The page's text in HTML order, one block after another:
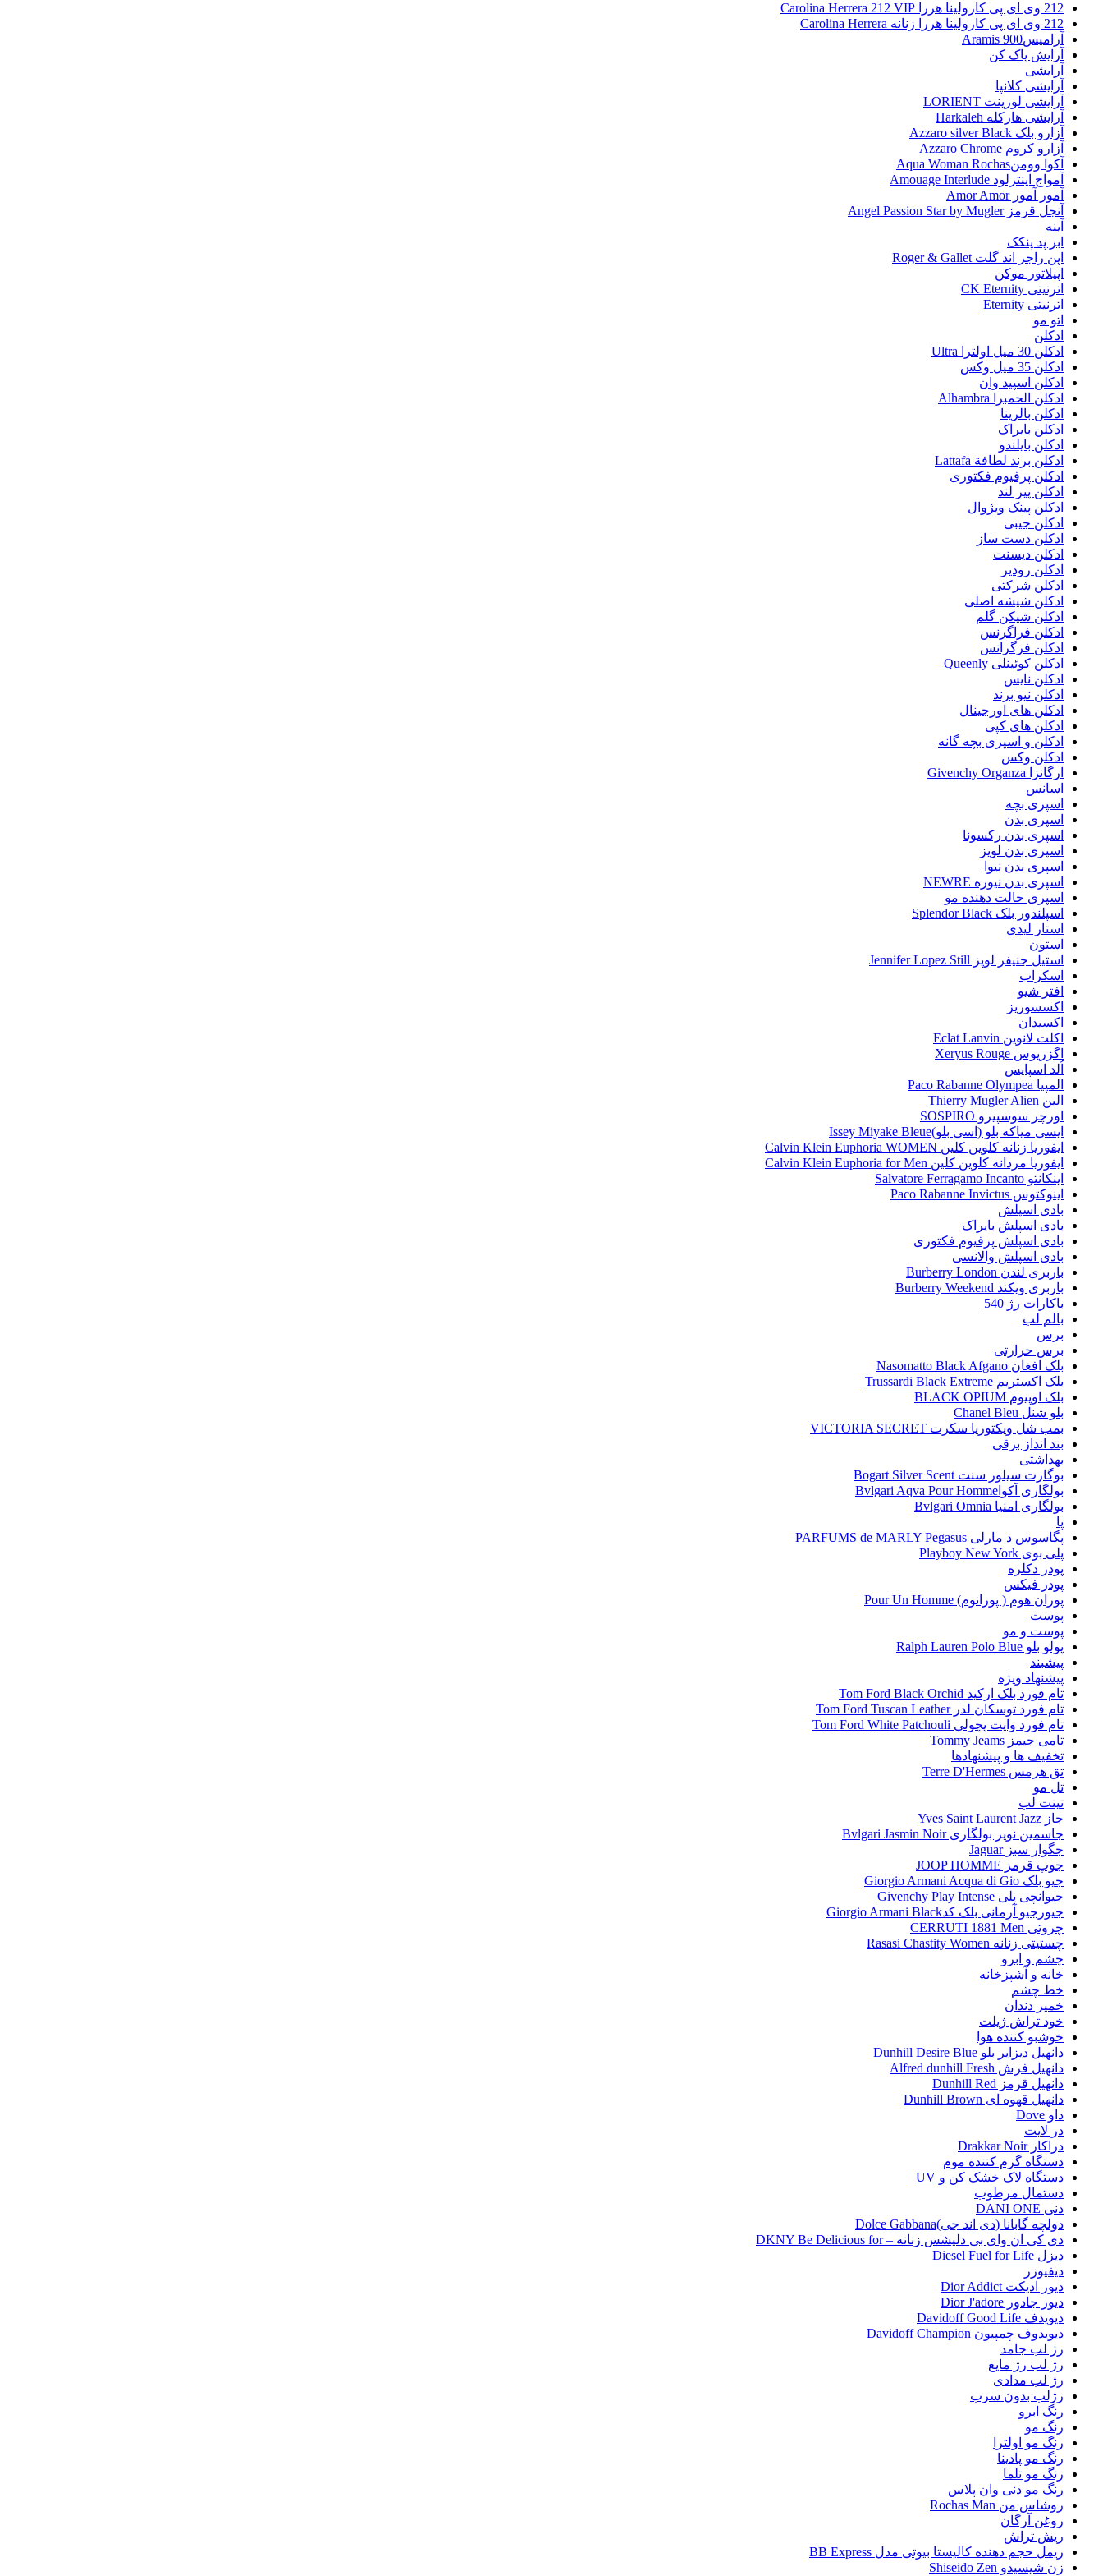
212 وی ای پی کارولینا هررا Carolina Herrera 212 VIP
212 وی ای پی کارولینا هررا زنانه Carolina Herrera
آرامیس900 Aramis
آرایش پاک کن
آرایشی
آرایشی کلانپا
آرایشی لورینت LORIENT
آرایشی هارکله Harkaleh
آزارو بلک Azzaro silver Black
آزارو کروم Azzaro Chrome
آکوا وومنAqua Woman Rochas
آمواج اینترلود Amouage Interlude
آمور آمور Amor Amor
آنجل قرمز Angel Passion Star by Mugler
آینه
ابر پد پنکک
اپن راجر اند گلت Roger & Gallet
اپیلاتور موکن
اترنیتی CK Eternity
اترنیتی Eternity
اتو مو
ادکلن
ادکلن 30 میل اولترا Ultra
ادکلن 35 میل وکس
ادکلن اسپید وان
ادکلن الحمبرا Alhambra
ادکلن بالرینا
ادکلن بایراک
ادکلن بایلندو
ادکلن برند لطافة Lattafa
ادکلن پرفیوم فکتوری
ادکلن پیر لند
ادکلن پینک ویژوال
ادکلن جیبی
ادکلن دست ساز
ادکلن دیسنت
ادکلن رودیر
ادکلن شرکتی
ادکلن شیشه اصلی
ادکلن شیکن گلم
ادکلن فراگرنس
ادکلن فرگرانس
ادکلن کوئینلی Queenly
ادکلن نایس
ادکلن نیو برند
ادکلن های اورجینال
ادکلن های کپی
ادکلن و اسپری بچه گانه
ادکلن وکس
ارگانزا Givenchy Organza
اسانس
اسپری بچه
اسپری بدن
اسپری بدن رکسونا
اسپری بدن لویز
اسپری بدن نیوا
اسپری بدن نیوره NEWRE
اسپری حالت دهنده مو
اسپلندور بلک Splendor Black
استار لیدی
استون
استیل جنیفر لوپز Jennifer Lopez Still
اسکراب
افتر شیو
اکسسوریز
اکسیدان
اکلت لانوین Eclat Lanvin
اگزریوس Xeryus Rouge
اُلد اسپایس
المپیا Paco Rabanne Olympea
الین Thierry Mugler Alien
اورچر سوسپیرو SOSPIRO
ایسی میاکه بلو (اسی بلو)Issey Miyake Bleue
ایفوریا زنانه کلوین کلین Calvin Klein Euphoria WOMEN
ایفوریا مردانه کلوین کلین Calvin Klein Euphoria for Men
اینکانتو Salvatore Ferragamo Incanto
اینوکتوس Paco Rabanne Invictus
بادی اسپلش
بادی اسپلش بایراک
بادی اسپلش پرفیوم فکتوری
بادی اسپلش والانسی
باربری لندن Burberry London
باربری ویکند Burberry Weekend
باکارات رژ 540
بالم لب
برس
برس حرارتی
بلک افغان Nasomatto Black Afgano
بلک اکستریم Trussardi Black Extreme
بلک اوپیوم BLACK OPIUM
بلو شنل Chanel Bleu
بمب شل ویکتوریا سکرت VICTORIA SECRET
بند انداز برقی
بهداشتی
بوگارت سیلور سنت Bogart Silver Scent
بولگاری آکواBvlgari Aqva Pour Homme
بولگاری امنیا Bvlgari Omnia
پا
پگاسوس د مارلی PARFUMS de MARLY Pegasus
پلی بوی Playboy New York
پودر دکلره
پودر فیکس
پوران هوم ( پورانوم) Pour Un Homme
پوست
پوست و مو
پولو بلو Ralph Lauren Polo Blue
پیشبند
پیشنهاد ویژه
تام فورد بلک ارکید Tom Ford Black Orchid
تام فورد توسکان لدر Tom Ford Tuscan Leather
تام فورد وایت پچولی Tom Ford White Patchouli
تامی جیمز Tommy Jeams
تخفیف ها و پیشنهادها
تق هرمس Terre D'Hermes
تل مو
تینت لب
جاز Yves Saint Laurent Jazz
جاسمین نویر بولگاری Bvlgari Jasmin Noir
جگوار سبز Jaguar
جوپ قرمز JOOP HOMME
جیو بلک Giorgio Armani Acqua di Gio
جیوانچی پلی Givenchy Play Intense
جیورجیو آرمانی بلک کدGiorgio Armani Black
چروتی CERRUTI 1881 Men
چستیتی زنانه Rasasi Chastity Women
چشم و ابرو
خانه و آشپزخانه
خط چشم
خمیر دندان
خود تراش ژیلت
خوشبو کننده هوا
دانهیل دیزایر بلو Dunhill Desire Blue
دانهیل فرش Alfred dunhill Fresh
دانهیل قرمز Dunhill Red
دانهیل قهوه ای Dunhill Brown
داو Dove
در لایت
دراکار Drakkar Noir
دستگاه گرم کننده موم
دستگاه لاک خشک کن و UV
دستمال مرطوب
دنی DANI ONE
دولچه گابانا (دی اند جی)Dolce Gabbana
دی کی ان وای بی دلیشس زنانه – DKNY Be Delicious for
دیزل Diesel Fuel for Life
دیفیوزر
دیور ادیکت Dior Addict
دیور جادور Dior J'adore
دیویدف Davidoff Good Life
دیویدوف چمپیون Davidoff Champion
رژ لب جامد
رژ لب رژ مایع
رژ لب مدادی
رژلب بدون سرب
رنگ ابرو
رنگ مو
رنگ مو اولترا
رنگ مو پادینا
رنگ مو تلما
رنگ مو دنی وان پلاس
روشاس من Rochas Man
روغن آرگان
ریش تراش
ریمل حجم دهنده کالیستا بیوتی مدل BB Express
زن شیسیدو Shiseido Zen